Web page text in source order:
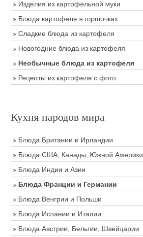
Изделия из картофельной муки
Блюда картофеля в горшочках
Сладкие блюда из картофеля
Новогодние блюда из картофеля
Необычные блюда из картофеля
Рецепты из картофеля с фото
Кухня народов мира
Блюда Британии и Ирландии
Блюда США, Канады, Южной Америки
Блюда Индии и Азии
Блюда Франции и Германии
Блюда Венгрии и Польши
Блюда Испании и Италии
Блюда Австрии, Бельгии, Швейцарии